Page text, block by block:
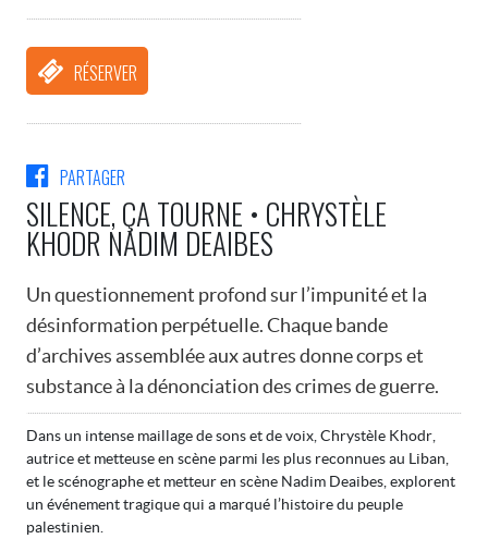
RÉSERVER
PARTAGER
SILENCE, ÇA TOURNE • CHRYSTÈLE
KHODR NADIM DEAIBES
Un questionnement profond sur l’impunité et la
désinformation perpétuelle. Chaque bande
d’archives assemblée aux autres donne corps et
substance à la dénonciation des crimes de guerre.
Dans un intense maillage de sons et de voix, Chrystèle Khodr,
autrice et metteuse en scène parmi les plus reconnues au Liban,
et le scénographe et metteur en scène Nadim Deaibes, explorent
un événement tragique qui a marqué l’histoire du peuple
palestinien.